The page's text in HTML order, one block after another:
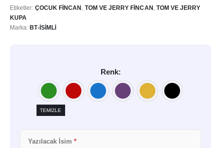
Etiketler: ÇOCUK FINCAN TOM VE JERRY FINCAN TOM VE JERRY
KUPA
Marka:BT-İSIMLI
Renk
TEMIZLE
Yazılacak İsim *